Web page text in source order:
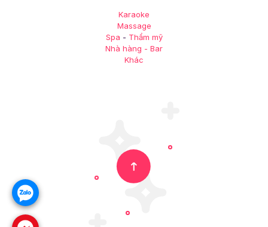
Karaoke
Massage
Spa - Thẩm mỹ
Nhà hàng - Bar
Khác